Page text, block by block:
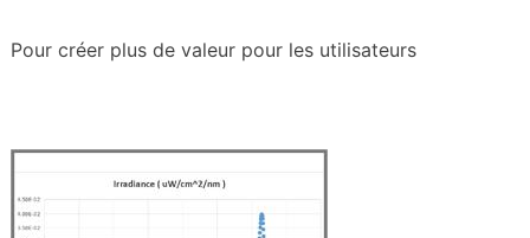
Pour créer plus de valeur pour les utilisateurs